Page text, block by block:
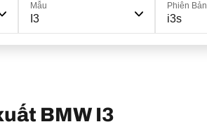
Mẫu
I3
Phiên Bản
i3s
BMW I3